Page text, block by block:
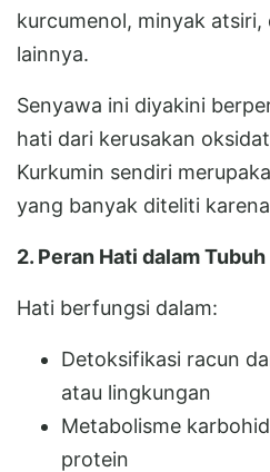
kurcumenol, minyak
lainnya.
Senyawa ini diyakini
hati dari kerusakan
Kurkumin sendiri
yang banyak diteliti
2. Peran Hati dalam Tubuh
Hati berfungsi dalam:
Detoksifikasi racun
atau lingkungan
Metabolisme
protein